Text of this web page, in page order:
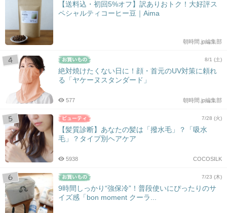
【送料込・初回5%オフ】訳ありおトク！大好評ス
ペシャルティコーヒー豆｜Aima
朝時間.jp編集部
8/1 (土)
絶対焼けたくない日に！顔・首元のUV対策に頼れ
る「ヤケーヌスタンダード」
朝時間.jp編集部
577
7/28 (火)
【髪質診断】あなたの髪は「撥水毛」？「吸水
毛」？タイプ別ヘアケア
COCOSILK
5938
7/23 (木)
9時間しっかり“強保冷”！普段使いにぴったりのサ
イズ感「bon moment クーラ...